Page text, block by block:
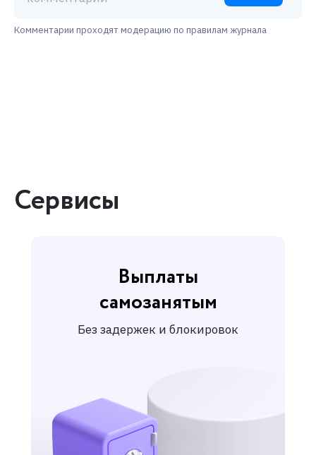
Комментарии проходят модерацию по правилам журнала
Сервисы
Выплаты
самозанятым
Без задержек и блокировок